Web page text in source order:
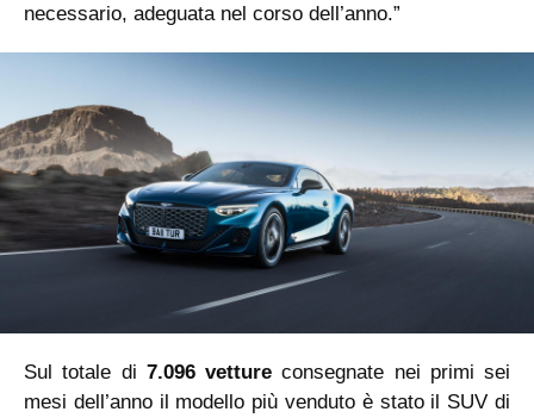
necessario, adeguata nel corso dell’anno.”
Sul totale di 7.096 vetture consegnate nei primi sei
mesi dell’anno il modello più venduto è stato il SUV di